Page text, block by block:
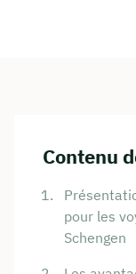
Contenu
pour les
Schengen